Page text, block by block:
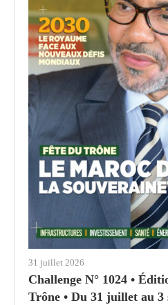
31 juillet 2026
Challenge N° 1024 •
Trône • Du 31 juillet au 3